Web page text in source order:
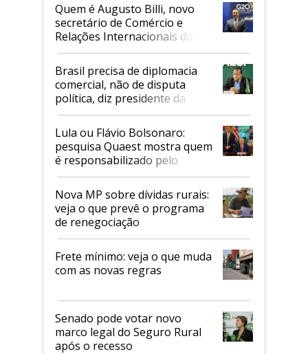
Quem é Augusto Billi, novo
secretário de Comércio e
Relações Internacionais do
Mapa
Brasil precisa de diplomacia
comercial, não de disputa
política, diz presidente da
Faesp
Lula ou Flávio Bolsonaro:
pesquisa Quaest mostra quem
é responsabilizado pelo
tarifaço dos EUA
Nova MP sobre dívidas rurais:
veja o que prevê o programa
de renegociação
Frete mínimo: veja o que muda
com as novas regras
Senado pode votar novo
marco legal do Seguro Rural
após o recesso